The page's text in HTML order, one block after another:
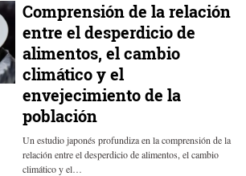
Comprensión de la relación
entre el desperdicio de
alimentos, el cambio
climático y el
envejecimiento de la
población
Un estudio japonés profundiza en la comprensión de la
relación entre el desperdicio de alimentos, el cambio
climático y el…